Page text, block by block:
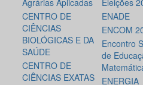
Agrárias Aplicadas
CENTRO DE
CIÊNCIAS
BIOLÓGICAS E DA
SAÚDE
CENTRO DE
CIÊNCIAS EXATAS
Eleições
ENADE
ENCOM
Encontro
de
ENERGIA